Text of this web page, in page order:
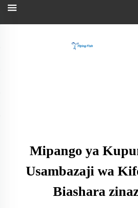
Mipango ya
Usambazaji wa
Biashara